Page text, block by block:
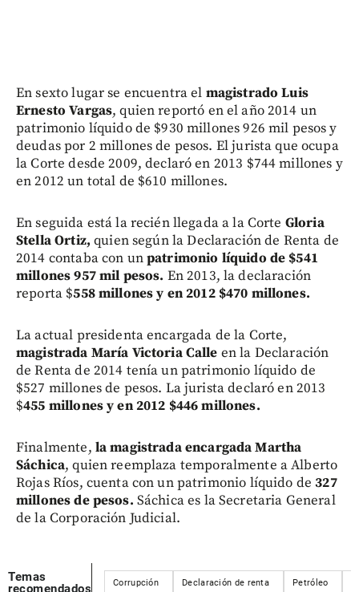
En sexto lugar se encuentra el magistrado Luis
Ernesto Vargas, quien reportó en el año 2014 un
patrimonio líquido de $930 millones 926 mil pesos y
deudas por 2 millones de pesos. El jurista que ocupa
la Corte desde 2009, declaró en 2013 $744 millones y
en 2012 un total de $610 millones.
En seguida está la recién llegada a la Corte Gloria
Stella Ortiz, quien según la Declaración de Renta de
2014 contaba con unpatrimonio líquido de $541
millones 957 mil pesos. En 2013, la declaración
reporta $558 millones y en 2012 $470 millones.
La actual presidenta encargada de la Corte,
magistrada María Victoria Calle en la Declaración
de Renta de 2014 tenía un patrimonio líquido de
$527 millones de pesos. La jurista declaró en 2013
$455 millones y en 2012 $446 millones.
Finalmente, la magistrada encargada Martha
Sáchica, quien reemplaza temporalmente a Alberto
Rojas Ríos, cuenta con un patrimonio líquido de327
millones de pesos. Sáchica es la Secretaria General
de la Corporación Judicial.
Temas
recomendados
Corrupción Declaración de renta Petróleo